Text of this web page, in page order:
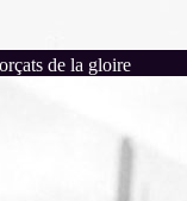
de la gloire